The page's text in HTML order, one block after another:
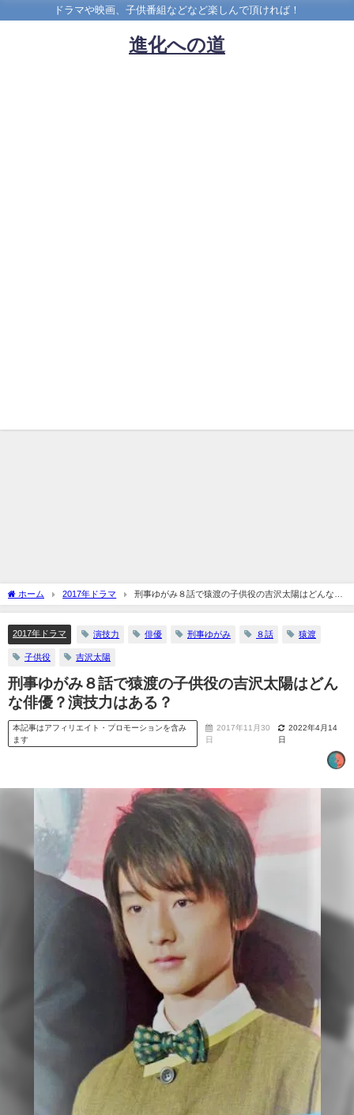
ドラマや映画、子供番組などなど楽しんで頂ければ！
進化への道
ホーム 2017年ドラマ
刑事ゆがみ８話で猿渡の子供役の吉沢太陽はどんな俳
優？演技力はある？
2017年ドラマ 演技力 俳優 刑事ゆがみ ８話 猿渡
子供役 吉沢太陽
刑事ゆがみ８話で猿渡の子供役の吉沢太陽はどん
な俳優？演技力はある？
本記事はアフィリエイト・プロモーションを含み
ます
2017年11月30
日
2022年4月14
日